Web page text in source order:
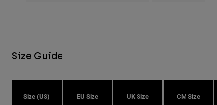
Size Guide
Size (US) EU Size UK Size CM Size